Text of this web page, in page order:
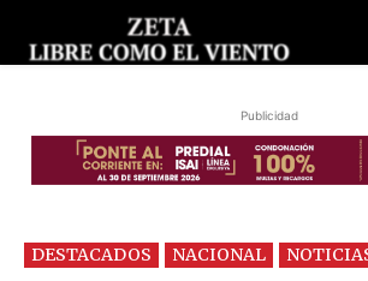
Publicidad
DESTACADOS NACIONAL